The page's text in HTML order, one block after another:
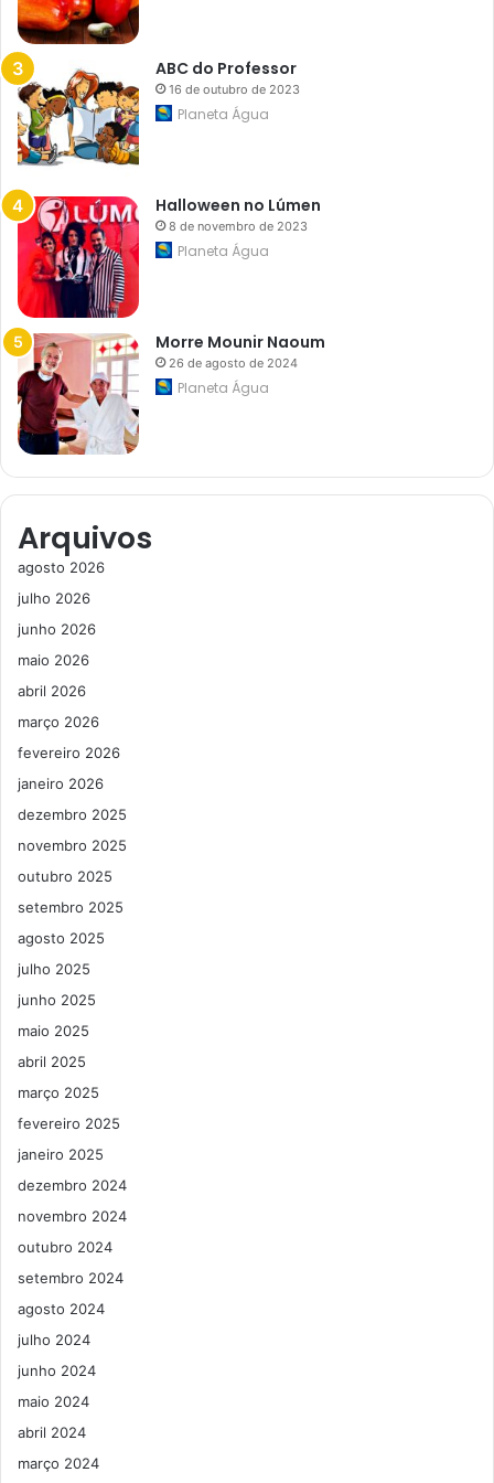
ABC do Professor
16 de outubro de 2023
Planeta Água
Halloween no Lúmen
8 de novembro de 2023
Planeta Água
Morre Mounir Naoum
26 de agosto de 2024
Planeta Água
Arquivos
agosto 2026
julho 2026
junho 2026
maio 2026
abril 2026
março 2026
fevereiro 2026
janeiro 2026
dezembro 2025
novembro 2025
outubro 2025
setembro 2025
agosto 2025
julho 2025
junho 2025
maio 2025
abril 2025
março 2025
fevereiro 2025
janeiro 2025
dezembro 2024
novembro 2024
outubro 2024
setembro 2024
agosto 2024
julho 2024
junho 2024
maio 2024
abril 2024
março 2024